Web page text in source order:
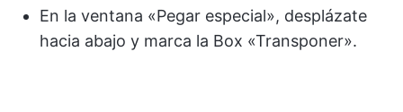
En la ventana «Pegar especial», desplázate
hacia abajo y marca la Box «Transponer».